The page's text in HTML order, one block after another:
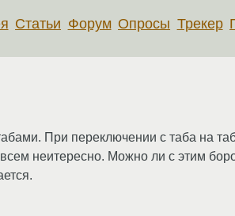
Статьи Форум Опросы Трекер
При переключении с таба на
неитересно. Можно ли с этим